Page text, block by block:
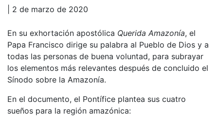
| 2 de marzo de 2020
En su exhortación apostólica Querida Amazonía, el
Papa Francisco dirige su palabra al Pueblo de Dios y a
todas las personas de buena voluntad, para subrayar
los elementos más relevantes después de concluido el
Sínodo sobre la Amazonía.
En el documento, el Pontífice plantea sus cuatro
sueños para la región amazónica: